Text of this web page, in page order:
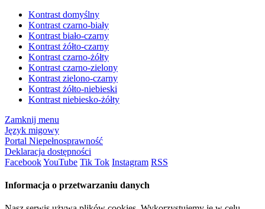
Kontrast domyślny
Kontrast czarno-biały
Kontrast biało-czarny
Kontrast żółto-czarny
Kontrast czarno-żółty
Kontrast czarno-zielony
Kontrast zielono-czarny
Kontrast żółto-niebieski
Kontrast niebiesko-żółty
Zamknij menu
Język migowy
Portal Niepełnosprawność
Deklaracja dostępności
FacebookYouTube Tik Tok Instagram RSS
Informacja o przetwarzaniu danych